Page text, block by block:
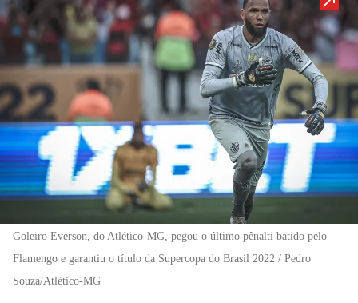
Goleiro Everson, do Atlético-MG, pegou o último pênalti batido pelo
Flamengo e garantiu o título da Supercopa do Brasil 2022 / Pedro
Souza/Atlético-MG